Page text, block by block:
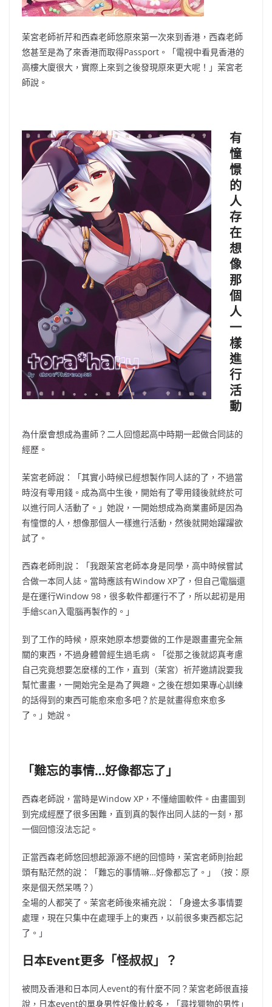
茉宮老師祈芹和西森老師悠原來第一次來到香港，西森老師
悠甚至是為了來香港而取得Passport 。
「電視中看見香港的
高樓大廈很大，實際上來到之後發現原來更大呢！」茉宮老
師說。
有
憧
憬
的
人
存
在
想
像
那
個
人
一
樣
進
行
活
動
為什麼會想成為畫師？二人回憶起高中時期一起做合同誌的
經歷。
茉宮老師說：「其實小時候已經想製作同人誌的了，不過當
時沒有零用錢。成為高中生後，開始有了零用錢後就終於可
以進行同人活動了。」 她說，一開始想成為商業畫師是因為
有憧憬的人，想像那個人一樣進行活動，然後就開始躍躍欲
試了。
西森老師則說：「我跟茉宮老師本身是同學，高中時候嘗試
合做一本同人誌。當時應該有Window XP了，但自己電腦還
是在運行Window 98 ，很多軟件都運行不了，所以起初是用
手繪scan入電腦再製作的。」
到了工作的時候，原來她原本想要做的工作是跟畫畫完全無
關的東西，不過身體曾經生過毛病。
「從那之後就認真考慮
自己究竟想要怎麼樣的工作，直到（茉宮）祈芹邀請說要我
幫忙畫畫，一開始完全是為了興趣。之後在想如果專心訓練
的話得到的東西可能愈來愈多吧？於是就畫得愈來愈多
了。」她說。
「難忘的事情…好像都忘了」
西森老師說，當時是Window XP ，不懂繪圖軟件。由畫圖到
到完成經歷了很多困難，直到真的製作出同人誌的一刻，那
一個回憶沒法忘記。
正當西森老師悠回想起源源不絕的回憶時，茉宮老師則抬起
頭有點茫然的說：「難忘的事情嘛…好像都忘了。」（按：原
來是個天然呆嗎？）
全場的人都笑了。 茉宮老師後來補充說：「身邊太多事情要
處理，現在只集中在處理手上的東西，以前很多東西都忘記
了。」
日本Event更多「怪叔叔」？
被問及香港和日本同人event的有什麼不同？茉宮老師很直接
說，日本event的單身男性好像比較多，「尋找獵物的男性」